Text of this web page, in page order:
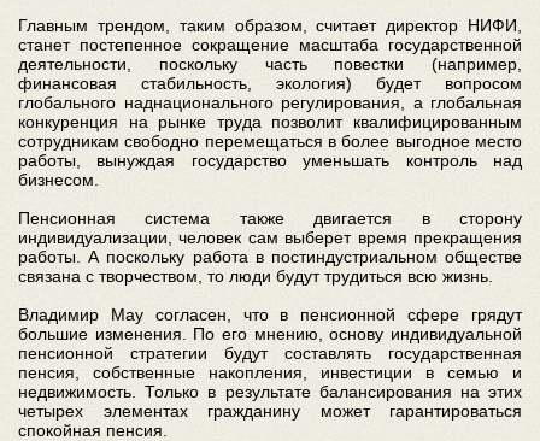
Главным трендом, таким образом, считает директор НИФИ,
станет постепенное сокращение масштаба государственной
деятельности, поскольку часть повестки (например,
финансовая стабильность, экология) будет вопросом
глобального наднационального регулирования, а глобальная
конкуренция на рынке труда позволит квалифицированным
сотрудникам свободно перемещаться в более выгодное место
работы, вынуждая государство уменьшать контроль над
бизнесом.
Пенсионная система также двигается в сторону
индивидуализации, человек сам выберет время прекращения
работы. А поскольку работа в постиндустриальном обществе
связана с творчеством, то люди будут трудиться всю жизнь.
Владимир Мау согласен, что в пенсионной сфере грядут
большие изменения. По его мнению, основу индивидуальной
пенсионной стратегии будут составлять государственная
пенсия, собственные накопления, инвестиции в семью и
недвижимость. Только в результате балансирования на этих
четырех элементах гражданину может гарантироваться
спокойная пенсия.